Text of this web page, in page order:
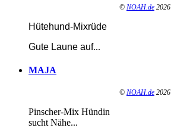
© NOAH.de 2026
Hütehund-Mixrüde
Gute Laune auf...
MAJA
© NOAH.de 2026
Pinscher-Mix Hündin
sucht Nähe...